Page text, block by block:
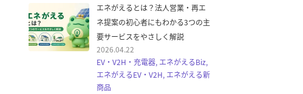
エネがえるとは？法人営業・再エ
ネ提案の初心者にもわかる3つの主
要サービスをやさしく解説
2026.04.22
EV・V2H・充電器, エネがえるBiz,
エネがえるEV・V2H, エネがえる新
商品